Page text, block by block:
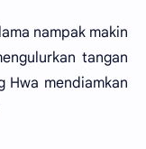
nampak makin
tangan
Hwa mendiamkan